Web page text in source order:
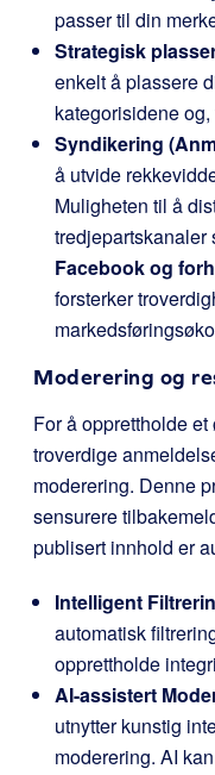
passer til din
Strategisk
enkelt å plassere
kategorisidene
Syndikering
å utvide
Muligheten til å
tredjepartskanaler
Facebook og
forsterker
Moderering og
For å opprettholde
troverdige
moderering. Denne
sensurere
publisert innhold er
Intelligent
automatisk
opprettholde
AI-assistert
utnytter kunstig
moderering. AI